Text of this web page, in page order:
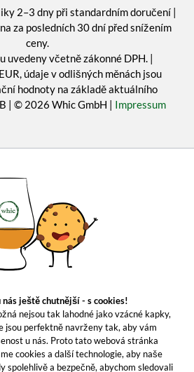
2–3 dny při standardním doručení |
za posledních 30 dní před snížením
ceny.
uvedeny včetně zákonné DPH. |
údaje v odlišných měnách jsou
hodnoty na základě aktuálního
| © 2026 Whic GmbH | Impressum
ještě chutnější - s cookies!
nejsou tak lahodné jako vzácné kapky,
jsou perfektně navrženy tak, aby vám
u nás. Proto tato webová stránka
cookies a další technologie, aby naše
spolehlivě a bezpečně, abychom sledovali